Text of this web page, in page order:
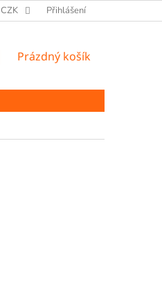
CZK Přihlášení
NÁKUPNÍ
Prázdný košík